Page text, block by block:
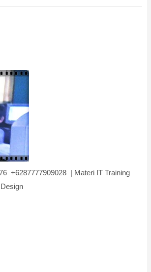
+6287777909028 | Materi IT Training